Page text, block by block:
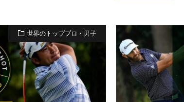
世界のトッププロ・男子